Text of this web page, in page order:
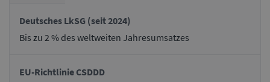
Bis zu 2 % des weltweiten Jahresumsatzes